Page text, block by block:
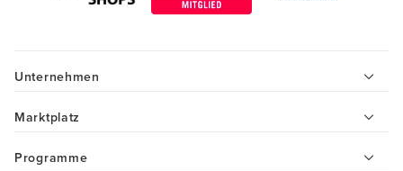
Unternehmen
Marktplatz
Programme